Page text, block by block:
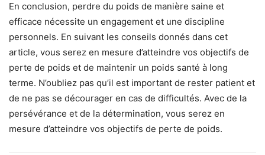
En conclusion, perdre du poids de manière saine et
efficace nécessite un engagement et une discipline
personnels. En suivant les conseils donnés dans cet
article, vous serez en mesure d’atteindre vos objectifs de
perte de poids et de maintenir un poids santé à long
terme. N’oubliez pas qu’il est important de rester patient et
de ne pas se décourager en cas de difficultés. Avec de la
persévérance et de la détermination, vous serez en
mesure d’atteindre vos objectifs de perte de poids.